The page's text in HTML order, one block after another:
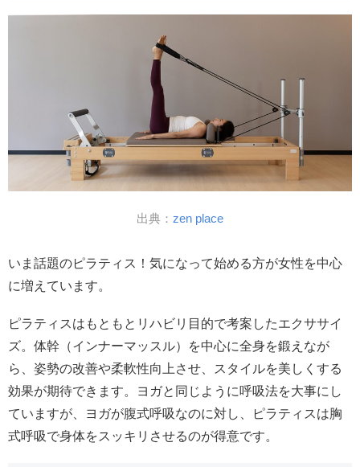
出典： zen place
いま話題のピラティス！気になって始める方が女性を中心
に増えています。
ピラティスはもともとリハビリ目的で考案したエクササイ
ズ。体幹（インナーマッスル）を中心に全身を鍛えなが
ら、姿勢の改善や柔軟性向上させ、スタイルを美しくする
効果が期待できます。ヨガと同じように呼吸法を大事にし
ていますが、ヨガが腹式呼吸なのに対し、ピラティスは胸
式呼吸で身体をスッキリさせるのが得意です。